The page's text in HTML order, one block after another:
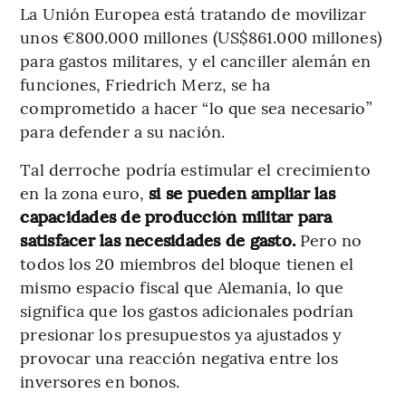
La Unión Europea está tratando de movilizar
unos €800.000 millones (US$861.000 millones)
para gastos militares, y el canciller alemán en
funciones, Friedrich Merz, se ha
comprometido a hacer “lo que sea necesario”
para defender a su nación.
Tal derroche podría estimular el crecimiento
en la zona euro,si se pueden ampliar las
capacidades de producción militar para
satisfacer las necesidades de gasto. Pero no
todos los 20 miembros del bloque tienen el
mismo espacio fiscal que Alemania, lo que
significa que los gastos adicionales podrían
presionar los presupuestos ya ajustados y
provocar una reacción negativa entre los
inversores en bonos.